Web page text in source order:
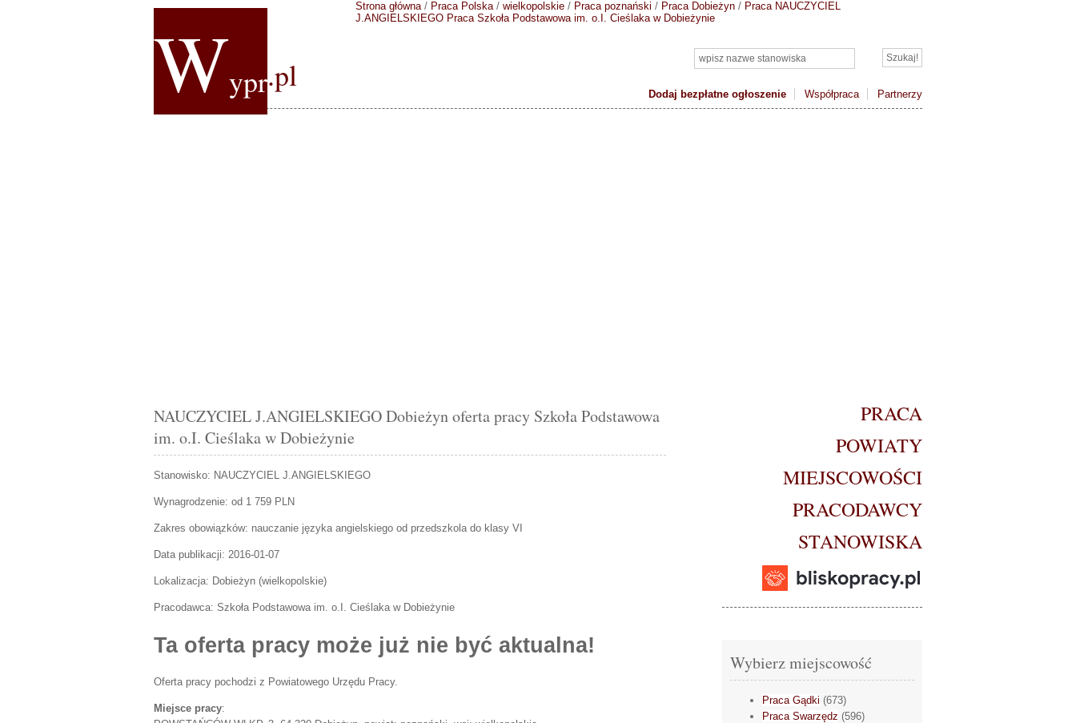
Wypr.pl
Dodaj bezpłatne ogłoszenie Współpraca Partnerzy
Strona główna/ Praca Polska/ wielkopolskie / Praca poznański / Praca Dobieżyn / Praca NAUCZYCIEL
J.ANGIELSKIEGO Praca Szkoła Podstawowa im. o.I. Cieślaka w Dobieżynie
NAUCZYCIEL J.ANGIELSKIEGO Dobieżyn oferta pracy Szkoła Podstawowa
im. o.I. Cieślaka w Dobieżynie
Stanowisko: NAUCZYCIEL J.ANGIELSKIEGO
Wynagrodzenie: od 1 759 PLN
Zakres obowiązków: nauczanie języka angielskiego od przedszkola do klasy VI
Data publikacji: 2016-01-07
Lokalizacja: Dobieżyn (wielkopolskie)
Pracodawca: Szkoła Podstawowa im. o.I. Cieślaka w Dobieżynie
Ta oferta pracy może już nie być aktualna!
Oferta pracy pochodzi z Powiatowego Urzędu Pracy.
Miejsce pracy:
PRACA
POWIATY
MIEJSCOWOŚCI
PRACODAWCY
STANOWISKA
Wybierz miejscowość
Praca Gądki (673)
Praca Swarzędz (596)